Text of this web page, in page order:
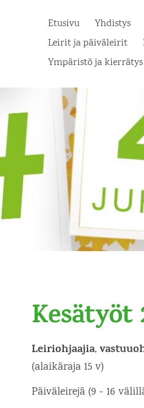
Etusivu Yhdistys
Leirit ja päiväleirit
Ympäristö ja kierrätys
Kesätyöt
Leiriohjaajia,
(alaikäraja 15 v)
Päiväleirejä (9 - 16